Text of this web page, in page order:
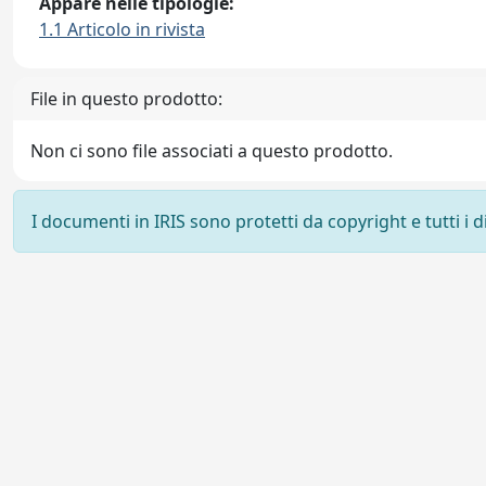
1.1 Articolo in rivista
File in questo prodotto:
Non ci sono file associati a questo prodotto.
I documenti in IRIS sono protetti da copyright e tutti i